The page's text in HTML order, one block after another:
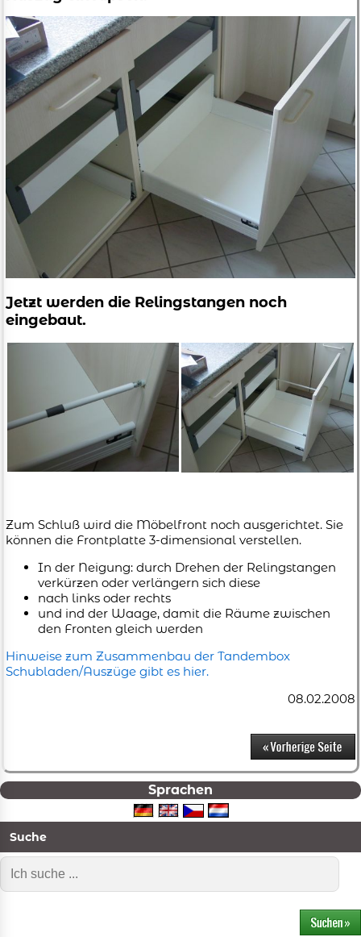
Sprachen
Suche
Jetzt werden die Relingstangen noch
eingebaut.
Zum Schluß wird die Möbelfront noch ausgerichtet. Sie
können die Frontplatte 3-dimensional verstellen.
In der Neigung: durch Drehen der Relingstangen
verkürzen oder verlängern sich diese
nach links oder rechts
und ind der Waage, damit die Räume zwischen
den Fronten gleich werden
Hinweise zum Zusammenbau der Tandembox
Schubladen/Auszüge gibt es hier.
08.02.2008